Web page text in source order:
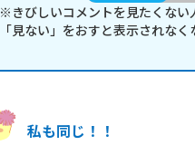
※きびしいコメントを見たくない
「見ない」をおすと表示されなく
私も同じ！！